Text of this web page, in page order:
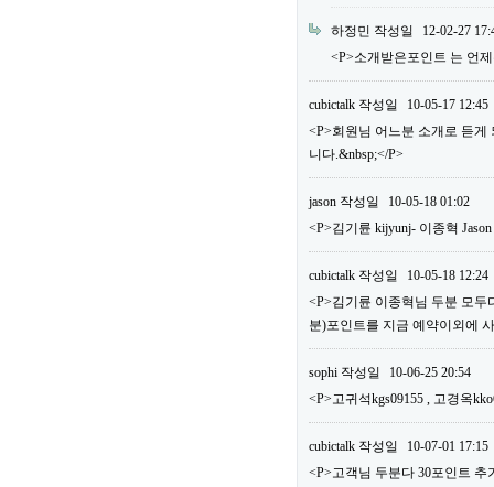
하정민 작성일
12-02-27
<P>소개받은포인트 는 언
cubictalk 작성일
10-05-17 12:45
<P>회원님 어느분 소개로 듣
니다.&nbsp;</P>
jason 작성일
10-05-18 01:02
<P>김기륜 kijyunj- 이종혁
cubictalk 작성일
10-05-18 12:24
<P>김기륜 이종혁님 두분 모두
분)포인트를 지금 예약이외에
sophi 작성일
10-06-25 20:54
<P>고귀석kgs09155 , 고경옥
cubictalk 작성일
10-07-01 17:15
<P>고객님 두분다 30포인트 추